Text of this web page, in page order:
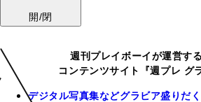
開/閉
週刊プレイボーイが運営す
コンテンツサイト『週プレ グ
デジタル写真集などグラビア盛りだ